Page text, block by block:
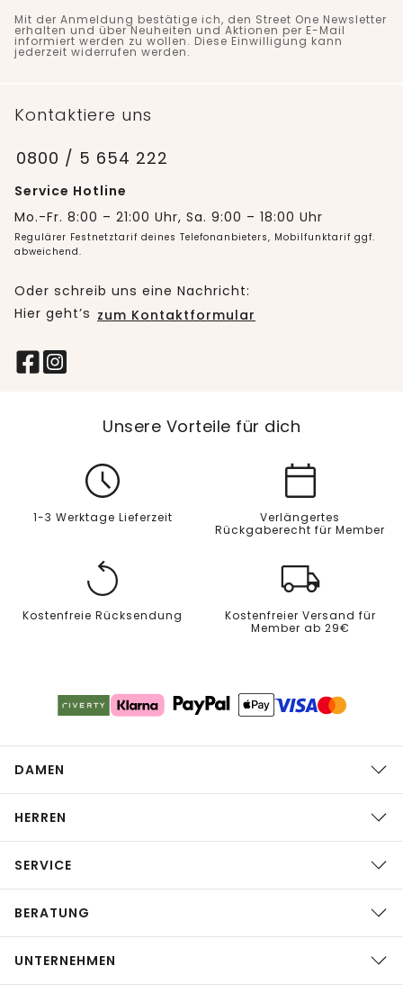
Mit der Anmeldung bestätige ich, den Street One Newsletter
erhalten und über Neuheiten und Aktionen per E-Mail
informiert werden zu wollen. Diese Einwilligung kann
jederzeit widerrufen werden.
Kontaktiere uns
0800 / 5 654 222
Service Hotline
Mo.-Fr. 8:00 – 21:00 Uhr, Sa. 9:00 – 18:00 Uhr
Regulärer Festnetztarif deines Telefonanbieters, Mobilfunktarif ggf.
abweichend.
Oder schreib uns eine Nachricht:
Hier geht’s zum Kontaktformular
Unsere Vorteile für dich
1-3 Werktage Lieferzeit
Verlängertes
Rückgaberecht für Member
Kostenfreie Rücksendung
Kostenfreier Versand für
Member ab 29€
DAMEN
HERREN
SERVICE
BERATUNG
UNTERNEHMEN